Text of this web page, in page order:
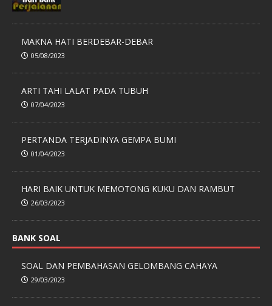
MAKNA HATI BERDEBAR-DEBAR
05/08/2023
ARTI TAHI LALAT PADA TUBUH
07/04/2023
PERTANDA TERJADINYA GEMPA BUMI
01/04/2023
HARI BAIK UNTUK MEMOTONG KUKU DAN RAMBUT
26/03/2023
BANK SOAL
SOAL DAN PEMBAHASAN GELOMBANG CAHAYA
29/03/2023